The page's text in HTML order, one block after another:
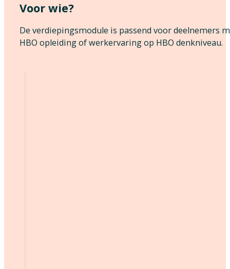
Voor wie?
De verdiepingsmodule is passend voor deelnemers
HBO opleiding of werkervaring op HBO denkniveau.